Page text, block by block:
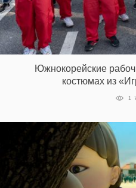
Южнокорейские
костюмах из
1